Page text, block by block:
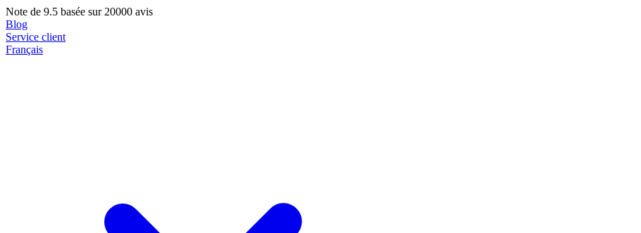
Note de 9.5 basée sur 20000 avis
Blog
Service client
Français